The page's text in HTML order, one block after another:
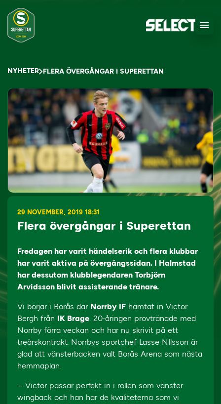
NYHETER FLERA ÖVERGÅNGAR I SUPERETTAN
29 NOVEMBER, 2019 18:31
Flera övergångar i Superettan
Fredagen har varit händelserik och flera klubbar
har varit aktiva på övergångssidan. I Halmstad
har dessutom klubblegendaren Torbjörn
Arvidsson blivit assisterande tränare.
Vi börjar i Borås där Norrby IF hämtat in Victor
Bergh från IK Brage. 20-åringen provtränade med
Norrby förra veckan och har nu skrivit på ett
treårskontrakt. Norrbys sportchef Lasse NIlsson är
glad att vänsterbacken valt Borås Arena som nästa
hemmaplan.
– Victor passar perfekt in i rollen som vänster
wingback och han har de kvaliteterna som vi